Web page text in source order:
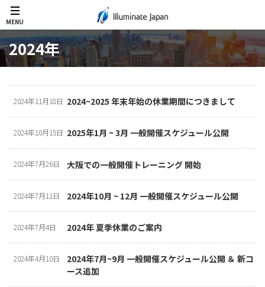
MENU
2024年
2024年11月18日 2024~2025 年末年始の休業期間につきまして
2024年10月15日 2025年1月 ~ 3月 一般開催スケジュール公開
2024年7月26日 大阪での一般開催トレーニング 開始
2024年7月11日 2024年10月 ~ 12月 一般開催スケジュール公開
2024年7月4日 2024年 夏季休業のご案内
2024年4月10日
2024年7月~9月 一般開催スケジュール公開 ＆ 新コ
ース追加